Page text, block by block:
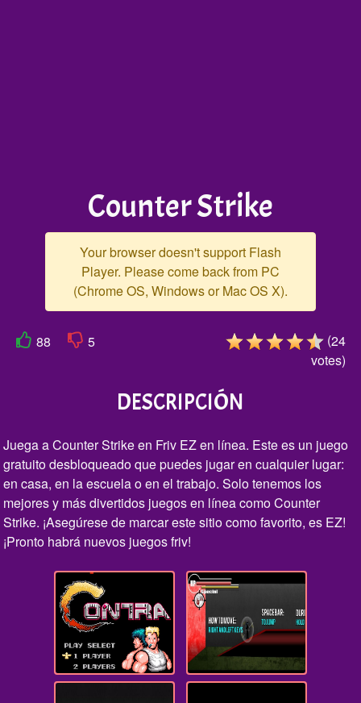
Counter Strike
Your browser doesn't support Flash
Player. Please come back from PC
(Chrome OS, Windows or Mac OS X).
88 5 (24
votes)
DESCRIPCIÓN
Juega a Counter Strike en Friv EZ en línea. Este es un juego
gratuito desbloqueado que puedes jugar en cualquier lugar:
en casa, en la escuela o en el trabajo. Solo tenemos los
mejores y más divertidos juegos en línea como Counter
Strike. ¡Asegúrese de marcar este sitio como favorito, es EZ!
¡Pronto habrá nuevos juegos friv!